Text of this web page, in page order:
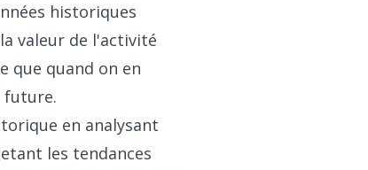
historiques
valeur de l'activité
que quand on en
future.
en analysant
les tendances